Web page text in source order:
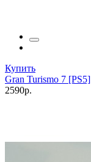
Купить
Gran Turismo 7 [PS5]
2590р.